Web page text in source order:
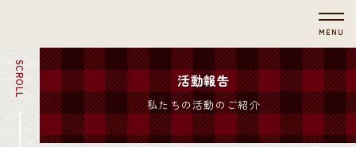
MENU
SCROLL 活動報告
私たちの活動のご紹介